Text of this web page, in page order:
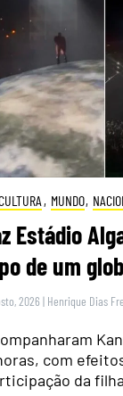
, MUNDO,
Estádio
de um
2026 | Henrique Dias
com
da